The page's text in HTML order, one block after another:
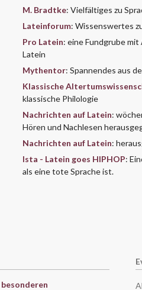
M. Bradtke: Vielfältiges zu
Lateinforum: Wissenswertes
Pro Latein: eine Fundgrube
Latein
Mythentor: Spannendes aus
Klassische
klassische Philologie
Nachrichten auf Latein:
Hören und Nachlesen
Nachrichten auf Latein:
Ista - Latein goes HIPHOP:
als eine tote Sprache ist.